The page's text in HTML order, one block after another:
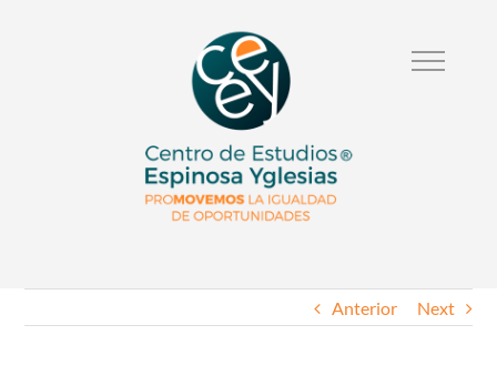
Anterior Next